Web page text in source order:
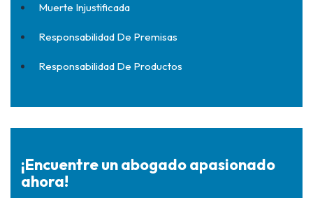
Muerte Injustificada
Responsabilidad De Premisas
Responsabilidad De Productos
¡Encuentre un abogado apasionado
ahora!